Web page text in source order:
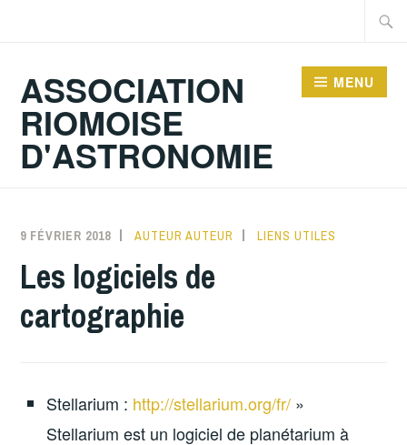
principal
ASSOCIATION
RIOMOISE
D'ASTRONOMIE
MENU
9 FÉVRIER 2018 AUTEUR AUTEUR LIENS UTILES
Les logiciels de
cartographie
Stellarium : http://stellarium.org/fr/ »
Stellarium est un logiciel de planétarium à